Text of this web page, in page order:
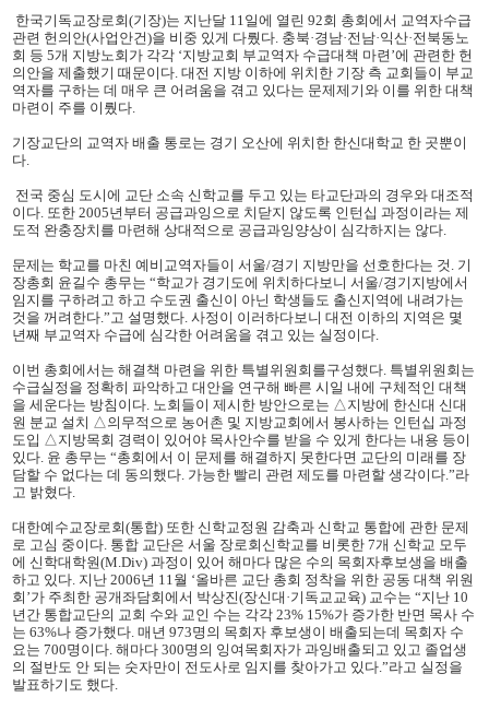
한국기독교장로회(기장)는 지난달 11일에 열린 92회 총회에서 교역자수급
관련 헌의안(사업안건)을 비중 있게 다뤘다. 충북·경남·전남·익산·전북동노
회 등 5개 지방노회가 각각 ‘지방교회 부교역자 수급대책 마련’에 관련한 헌
의안을 제출했기 때문이다. 대전 지방 이하에 위치한 기장 측 교회들이 부교
역자를 구하는 데 매우 큰 어려움을 겪고 있다는 문제제기와 이를 위한 대책
마련이 주를 이뤘다.
기장교단의 교역자 배출 통로는 경기 오산에 위치한 한신대학교 한 곳뿐이
다.
전국 중심 도시에 교단 소속 신학교를 두고 있는 타교단과의 경우와 대조적
이다. 또한 2005년부터 공급과잉으로 치닫지 않도록 인턴십 과정이라는 제
도적 완충장치를 마련해 상대적으로 공급과잉양상이 심각하지는 않다.
문제는 학교를 마친 예비교역자들이 서울/경기 지방만을 선호한다는 것. 기
장총회 윤길수 총무는 “학교가 경기도에 위치하다보니 서울/경기지방에서
임지를 구하려고 하고 수도권 출신이 아닌 학생들도 출신지역에 내려가는
것을 꺼려한다.”고 설명했다. 사정이 이러하다보니 대전 이하의 지역은 몇
년째 부교역자 수급에 심각한 어려움을 겪고 있는 실정이다.
이번 총회에서는 해결책 마련을 위한 특별위원회를구성했다. 특별위원회는
수급실정을 정확히 파악하고 대안을 연구해 빠른 시일 내에 구체적인 대책
을 세운다는 방침이다. 노회들이 제시한 방안으로는 △지방에 한신대 신대
원 분교 설치 △의무적으로 농어촌 및 지방교회에서 봉사하는 인턴십 과정
도입 △지방목회 경력이 있어야 목사안수를 받을 수 있게 한다는 내용 등이
있다. 윤 총무는 “총회에서 이 문제를 해결하지 못한다면 교단의 미래를 장
담할 수 없다는 데 동의했다. 가능한 빨리 관련 제도를 마련할 생각이다.”라
고 밝혔다.
대한예수교장로회(통합) 또한 신학교정원 감축과 신학교 통합에 관한 문제
로 고심 중이다. 통합 교단은 서울 장로회신학교를 비롯한 7개 신학교 모두
에 신학대학원(M.Div) 과정이 있어 해마다 많은 수의 목회자후보생을 배출
하고 있다. 지난 2006년 11월 ‘올바른 교단 총회 정착을 위한 공동 대책 위원
회’가 주최한 공개좌담회에서 박상진(장신대·기독교교육) 교수는 “지난 10
년간 통합교단의 교회 수와 교인 수는 각각 23% 15%가 증가한 반면 목사 수
는 63%나 증가했다. 매년 973명의 목회자 후보생이 배출되는데 목회자 수
요는 700명이다. 해마다 300명의 잉여목회자가 과잉배출되고 있고 졸업생
의 절반도 안 되는 숫자만이 전도사로 임지를 찾아가고 있다.”라고 실정을
발표하기도 했다.